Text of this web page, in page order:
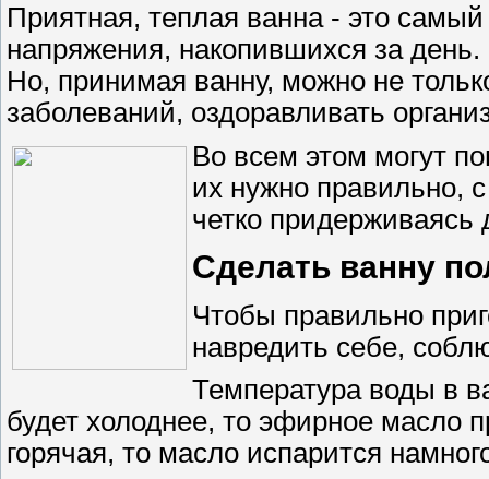
Приятная, теплая ванна - это
напряжения, накопившихся за
Но, принимая ванну, можно не
заболеваний, оздоравливать
Во всем этом могут
их нужно правильно,
четко придерживаясь
Сделать ванну
Чтобы правильно
навредить себе,
Температура воды в
будет холоднее, то эфирное масло
горячая, то масло испарится